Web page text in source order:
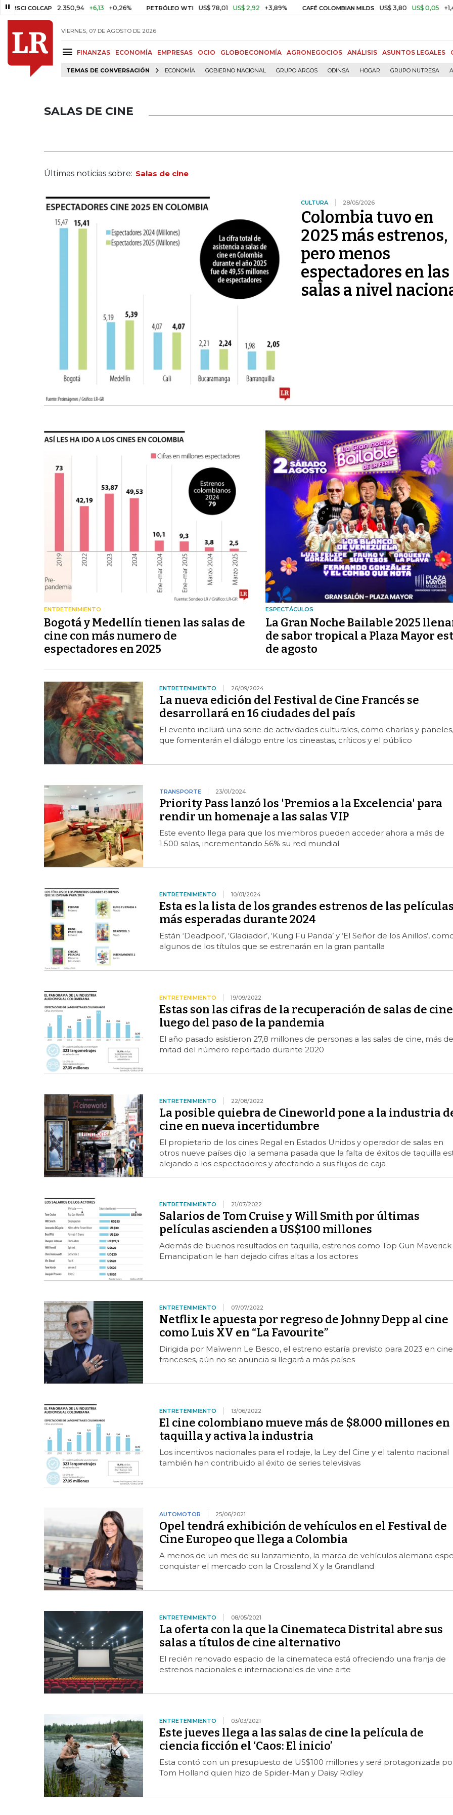
2.350,94 +6,13 +0,26% PETRÓLEO WTI US$ 78,01 US$ 2,92 +3,89% CAFÉ COLOMBIAN MILDS US$ 3,80 US$ 0,05 +1,40%
VIERNES, 07 DE AGOSTO DE 2026
FINANZAS ECONOMÍA EMPRESAS OCIO GLOBOECONOMÍA AGRONEGOCIOS ANÁLISIS ASUNTOS LEGALES
TEMAS DE CONVERSACIÓN ECONOMÍA GOBIERNO NACIONAL GRUPO ARGOS ODINSA HOGAR GRUPO NUTRESA
SALAS DE CINE
Últimas noticias sobre: Salas de cine
CULTURA 28/05/2026
Colombia tuvo en
2025 más estrenos,
pero menos
espectadores en las
salas a nivel
ENTRETENIMIENTO
Bogotá y Medellín tienen las salas de
cine con más numero de
espectadores en 2025
ESPECTÁCULOS
La Gran Noche Bailable 2025
de sabor tropical a Plaza Mayor
de agosto
ENTRETENIMIENTO 26/09/2024
La nueva edición del Festival de Cine Francés se
desarrollará en 16 ciudades del país
El evento incluirá una serie de actividades culturales, como charlas y paneles,
que fomentarán el diálogo entre los cineastas, críticos y el público
TRANSPORTE 23/01/2024
Priority Pass lanzó los 'Premios a la Excelencia' para
rendir un homenaje a las salas VIP
Este evento llega para que los miembros pueden acceder ahora a más de
1.500 salas, incrementando 56% su red mundial
ENTRETENIMIENTO 10/01/2024
Esta es la lista de los grandes estrenos de las
más esperadas durante 2024
Están ‘Deadpool’, ‘Gladiador’, ‘Kung Fu Panda’ y ‘El Señor de los Anillos’,
algunos de los títulos que se estrenarán en la gran pantalla
ENTRETENIMIENTO 19/09/2022
Estas son las cifras de la recuperación de salas de cine
luego del paso de la pandemia
El año pasado asistieron 27,8 millones de personas a las salas de cine, más
mitad del número reportado durante 2020
ENTRETENIMIENTO 22/08/2022
La posible quiebra de Cineworld pone a la industria
cine en nueva incertidumbre
El propietario de los cines Regal en Estados Unidos y operador de salas en
otros nueve países dijo la semana pasada que la falta de éxitos de taquilla
alejando a los espectadores y afectando a sus flujos de caja
ENTRETENIMIENTO 21/07/2022
Salarios de Tom Cruise y Will Smith por últimas
películas ascienden a US$100 millones
Además de buenos resultados en taquilla, estrenos como Top Gun Maverick
Emancipation le han dejado cifras altas a los actores
ENTRETENIMIENTO 07/07/2022
Netflix le apuesta por regreso de Johnny Depp al cine
como Luis XV en “La Favourite”
Dirigida por Maïwenn Le Besco, el estreno estaría previsto para 2023 en
franceses, aún no se anuncia si llegará a más países
ENTRETENIMIENTO 13/06/2022
El cine colombiano mueve más de $8.000 millones en
taquilla y activa la industria
Los incentivos nacionales para el rodaje, la Ley del Cine y el talento nacional
también han contribuido al éxito de series televisivas
AUTOMOTOR 25/06/2021
Opel tendrá exhibición de vehículos en el Festival de
Cine Europeo que llega a Colombia
A menos de un mes de su lanzamiento, la marca de vehículos alemana
conquistar el mercado con la Crossland X y la Grandland
ENTRETENIMIENTO 08/05/2021
La oferta con la que la Cinemateca Distrital abre sus
salas a títulos de cine alternativo
El recién renovado espacio de la cinemateca está ofreciendo una franja de
estrenos nacionales e internacionales de vine arte
ENTRETENIMIENTO 03/03/2021
Este jueves llega a las salas de cine la película de
ciencia ficción el ‘Caos: El inicio’
Esta contó con un presupuesto de US$100 millones y será protagonizada
Tom Holland quien hizo de Spider-Man y Daisy Ridley